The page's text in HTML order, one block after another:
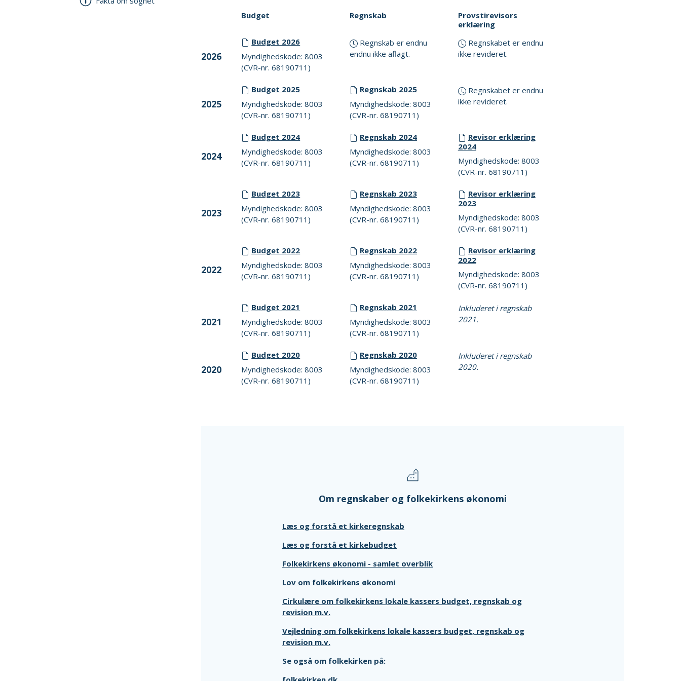
Budget Regnskab
Provstirevisors
erklæring
2026
Budget 2026
Myndighedskode: 8003
(CVR-nr. 68190711)
Regnskab er endnu
endnu ikke aflagt.
Regnskabet er endnu
ikke revideret.
2025
Budget 2025
Myndighedskode: 8003
(CVR-nr. 68190711)
Regnskab 2025
Myndighedskode: 8003
(CVR-nr. 68190711)
Regnskabet er endnu
ikke revideret.
2024
Budget 2024
Myndighedskode: 8003
(CVR-nr. 68190711)
Regnskab 2024
Myndighedskode: 8003
(CVR-nr. 68190711)
Revisor erklæring
2024
Myndighedskode: 8003
(CVR-nr. 68190711)
2023
Budget 2023
Myndighedskode: 8003
(CVR-nr. 68190711)
Regnskab 2023
Myndighedskode: 8003
(CVR-nr. 68190711)
Revisor erklæring
2023
Myndighedskode: 8003
(CVR-nr. 68190711)
2022
Budget 2022
Myndighedskode: 8003
(CVR-nr. 68190711)
Regnskab 2022
Myndighedskode: 8003
(CVR-nr. 68190711)
Revisor erklæring
2022
Myndighedskode: 8003
(CVR-nr. 68190711)
2021
Budget 2021
Myndighedskode: 8003
(CVR-nr. 68190711)
Regnskab 2021
Myndighedskode: 8003
(CVR-nr. 68190711)
Inkluderet i regnskab
2021.
2020
Budget 2020
Myndighedskode: 8003
(CVR-nr. 68190711)
Regnskab 2020
Myndighedskode: 8003
(CVR-nr. 68190711)
Inkluderet i regnskab
2020.
Om regnskaber og folkekirkens økonomi
Læs og forstå et kirkeregnskab
Læs og forstå et kirkebudget
Folkekirkens økonomi - samlet overblik
Lov om folkekirkens økonomi
Cirkulære om folkekirkens lokale kassers budget, regnskab og
revision m.v.
Vejledning om folkekirkens lokale kassers budget, regnskab og
revision m.v.
Se også om folkekirken på: